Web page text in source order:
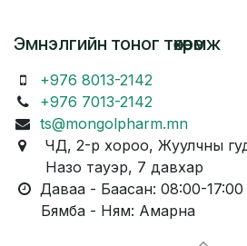
Эмнэлгийн тоног төхөөрөмж
+976 8013-2142
+976 7013-2142
ts@mongolpharm.mn
ЧД, 2-р хороо, Жуулчны
Назо тауэр, 7 давхар
Даваа - Баасан: 08:00-17:00
Бямба - Ням: Амарна